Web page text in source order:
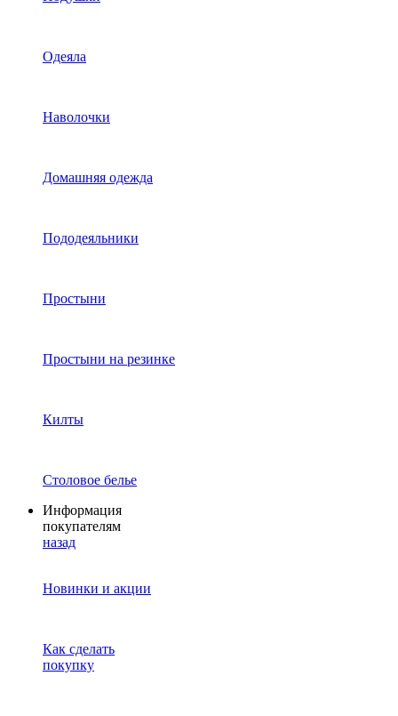
Одеяла
Наволочки
Домашняя одежда
Пододеяльники
Простыни
Простыни на резинке
Килты
Столовое белье
Информация
покупателям
назад
Новинки и акции
Как сделать
покупку